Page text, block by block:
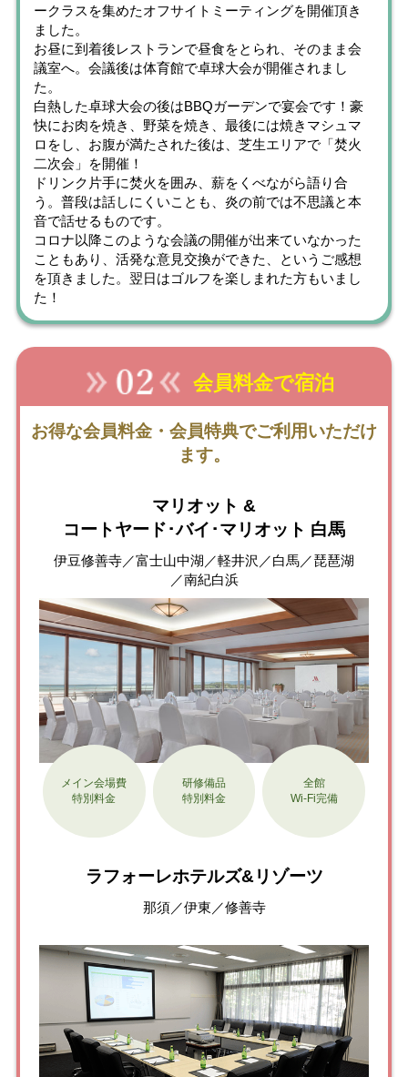
ークラスを集めたオフサイトミーティングを開催頂き
ました。
お昼に到着後レストランで昼食をとられ、そのまま会
議室へ。会議後は体育館で卓球大会が開催されまし
た。
白熱した卓球大会の後はBBQガーデンで宴会です！豪
快にお肉を焼き、野菜を焼き、最後には焼きマシュマ
ロをし、お腹が満たされた後は、芝生エリアで「焚火
二次会」を開催！
ドリンク片手に焚火を囲み、薪をくべながら語り合
う。普段は話しにくいことも、炎の前では不思議と本
音で話せるものです。
コロナ以降このような会議の開催が出来ていなかった
こともあり、活発な意見交換ができた、というご感想
を頂きました。翌日はゴルフを楽しまれた方もいまし
た！
会員料金で宿泊
お得な会員料金・会員特典でご利用いただけ
ます。
マリオット &
コートヤード･バイ･マリオット 白馬
伊豆修善寺／富士山中湖／軽井沢／白馬／琵琶湖
／南紀白浜
メイン会場費
特別料金
研修備品
特別料金
全館
Wi-Fi完備
ラフォーレホテルズ&リゾーツ
那須／伊東／修善寺